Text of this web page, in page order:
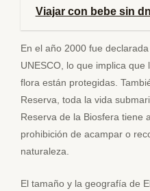
Viajar con bebe sin
En el año 2000 fue
UNESCO, lo que implica
flora están protegidas.
Reserva, toda la vida
Reserva de la Biosfera tiene
prohibición de acampar o
naturaleza.
El tamaño y la geografía de